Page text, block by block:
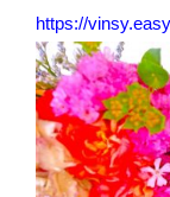
https://